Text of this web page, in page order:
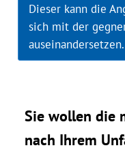
Dieser kann die
sich mit der
auseinandersetzen.
Sie wollen die
nach Ihrem